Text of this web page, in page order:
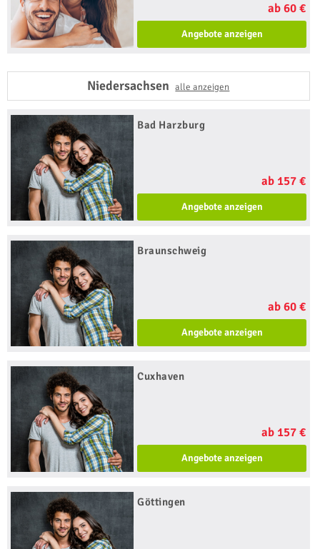
ab 60 €
Angebote anzeigen
Niedersachsenalle anzeigen
Bad Harzburg
ab 157 €
Angebote anzeigen
Braunschweig
ab 60 €
Angebote anzeigen
Cuxhaven
ab 157 €
Angebote anzeigen
Göttingen